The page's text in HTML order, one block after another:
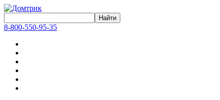
8-800-550-95-35